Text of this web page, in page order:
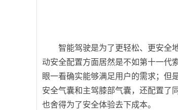
智能驾驶是为了更轻松、更安全
动安全配置方面居然是不如第十一代
眼一看确实能够满足用户的需求；但
安全气囊和主驾膝部气囊，还配置了
也舍得为了安全体验去下成本。